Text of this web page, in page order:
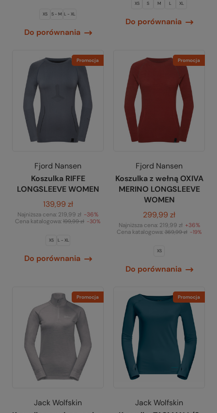
XS S - M L - XL
Do porównania
XS S M L XL
Do porównania
Promocja
Fjord Nansen
Koszulka RIFFE
LONGSLEEVE WOMEN
139,99 zł
Najniższa cena: 219,99 zł -36%
Cena katalogowa: 199,99 zł -30%
XS L - XL
Do porównania
Promocja
Fjord Nansen
Koszulka z wełną OXIVA
MERINO LONGSLEEVE
WOMEN
299,99 zł
Najniższa cena: 219,99 zł +36%
Cena katalogowa:369,99 zł -19%
XS
Do porównania
Promocja
Jack Wolfskin
Promocja
Jack Wolfskin